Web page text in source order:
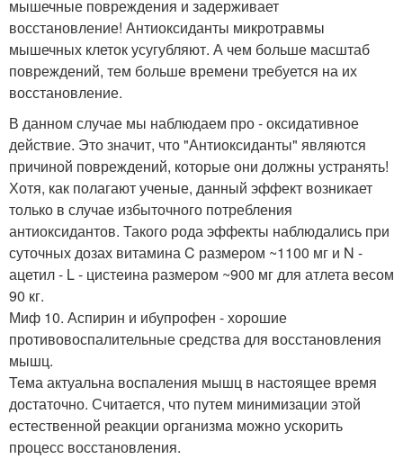
мышечные повреждения и задерживает
восстановление! Антиоксиданты микротравмы
мышечных клеток усугубляют. А чем больше масштаб
повреждений, тем больше времени требуется на их
восстановление.
В данном случае мы наблюдаем про - оксидативное
действие. Это значит, что "Антиоксиданты" являются
причиной повреждений, которые они должны устранять!
Хотя, как полагают ученые, данный эффект возникает
только в случае избыточного потребления
антиоксидантов. Такого рода эффекты наблюдались при
суточных дозах витамина C размером ~1100 мг и N -
ацетил - L - цистеина размером ~900 мг для атлета весом
90 кг.
Миф 10. Аспирин и ибупрофен - хорошие
противовоспалительные средства для восстановления
мышц.
Тема актуальна воспаления мышц в настоящее время
достаточно. Считается, что путем минимизации этой
естественной реакции организма можно ускорить
процесс восстановления.